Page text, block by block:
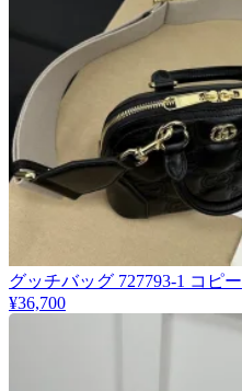
グッチバッグ 727793-1 コピー
¥36,700